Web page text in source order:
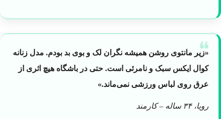
«زیر مانتوی روشن همیشه نگران لک و بوی بد بودم. مدل زنانه
کوال ایکس سبک و نامرئی است. حتی در باشگاه هیچ اثری از
عرق روی لباس ورزشی نمی‌ماند.»
رویا، ۳۴ ساله – کارمند